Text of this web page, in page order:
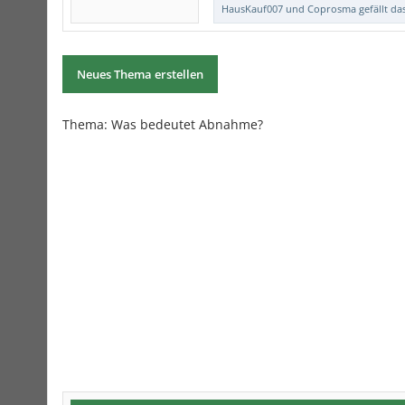
HausKauf007 und Coprosma gefällt
Neues Thema erstellen
Thema: Was bedeutet Abnahme?